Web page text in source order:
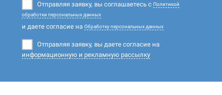
Отправляя заявку, вы соглашаетесь с Политикой
обработки персональных данных
и даете согласие на Обработку персональных данных
Отправляя заявку, вы даете согласие на
информационную и рекламную рассылку